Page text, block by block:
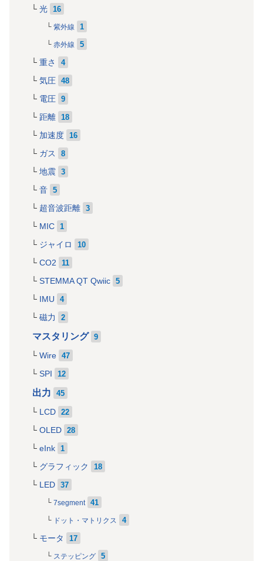
光 16
紫外線 1
赤外線 5
重さ 4
気圧 48
電圧 9
距離 18
加速度 16
ガス 8
地震 3
音 5
超音波距離 3
MIC 1
ジャイロ 10
CO2 11
STEMMA QT Qwiic 5
IMU 4
磁力 2
マスタリング 9
Wire 47
SPI 12
出力 45
LCD 22
OLED 28
eInk 1
グラフィック 18
LED 37
7segment 41
ドット・マトリクス 4
モータ 17
ステッピング 5